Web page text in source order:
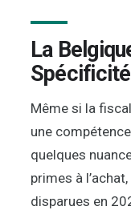
La
Même si la
une
quelques
primes à
disparues en